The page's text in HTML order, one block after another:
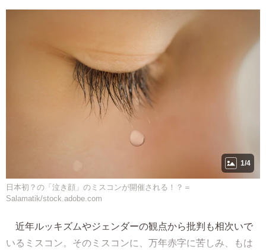
1/4
日本初？の「泣き顔」のミスコンが開催される！？＝
Salamatik/stock.adobe.com
近年ルッキズムやジェンダーの観点から批判も相次いで
いるミスコン。そのミスコンに、万年赤字に苦しみ、もは